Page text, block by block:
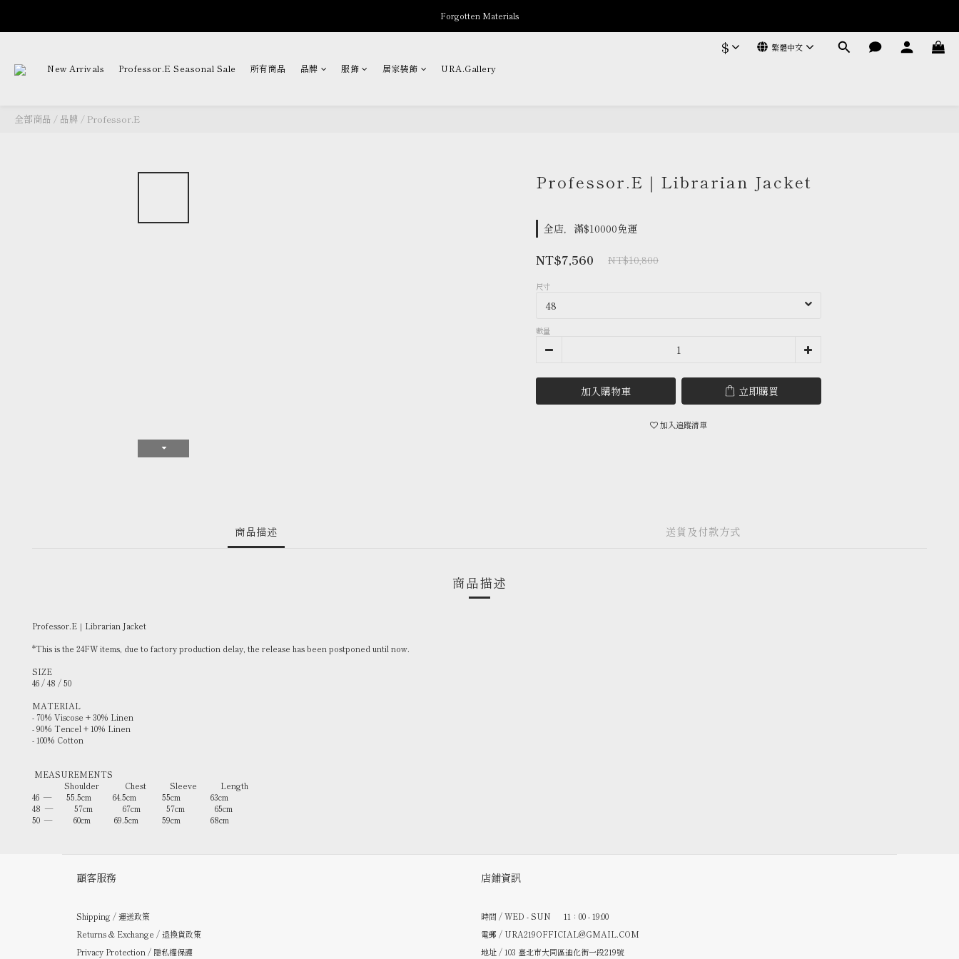
New Arrivals
Forgotten Materials
$ 繁體中文
New Arrivals Professor.E Seasonal Sale 所有商品 品牌 服飾 居家裝飾 URA.Gallery
全部商品 / 品牌 / Professor.E
Professor.E｜Librarian Jacket
全店，滿$10000免運
NT$7,560 NT$10,800
尺寸
數量
加入購物車 立即購買
加入追蹤清單
商品描述 送貨及付款方式
商品描述
Professor.E｜Librarian Jacket
*This is the 24FW items, due to factory production delay, the release has been postponed until now.
SIZE
46 / 48 / 50
MATERIAL
- 70% Viscose + 30% Linen
- 90% Tencel + 10% Linen
- 100% Cotton
MEASUREMENTS
Shoulder Chest Sleeve Length
46 — 55.5cm 64.5cm 55cm 63cm
48 — 57cm 67cm 57cm 65cm
50 — 60cm 69.5cm 59cm 68cm
顧客服務
Shipping / 運送政策
Returns & Exchange / 退換貨政策
Privacy Protection / 隱私權保護
店鋪資訊
時間 / WED - SUN 11：00 - 19:00
電郵 / URA219OFFICIAL@GMAIL.COM
地址 / 103 臺北市大同區迪化街一段219號